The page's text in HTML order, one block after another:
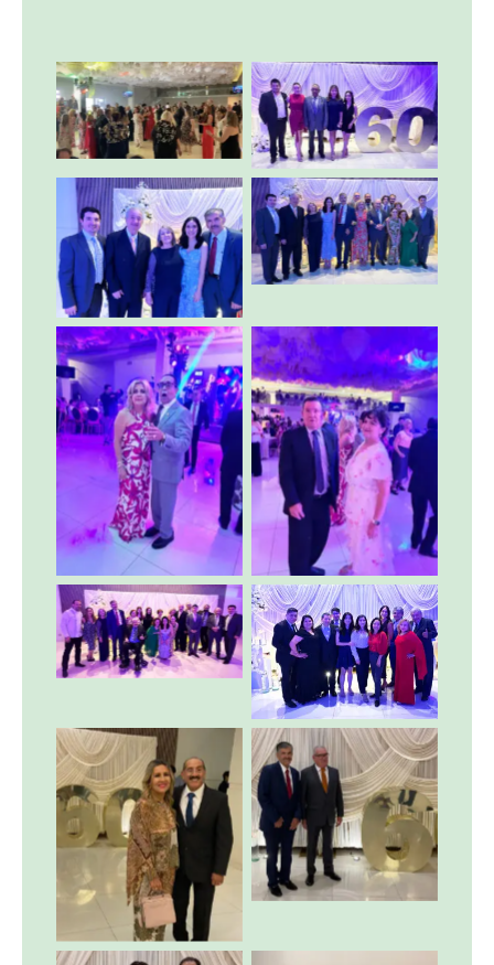
Sin leyenda Sin leyenda
Sin leyenda
Sin leyenda
Sin leyenda Sin leyenda
Sin leyenda
Sin leyenda
Sin leyenda
Sin leyenda